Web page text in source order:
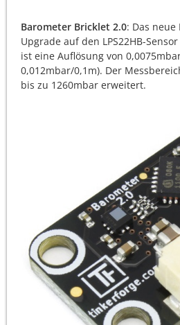
Barometer Bricklet 2.0: Das
Upgrade auf den LPS22HB-
ist eine Auflösung von
0,012mbar/0,1m). Der
bis zu 1260mbar erweitert.